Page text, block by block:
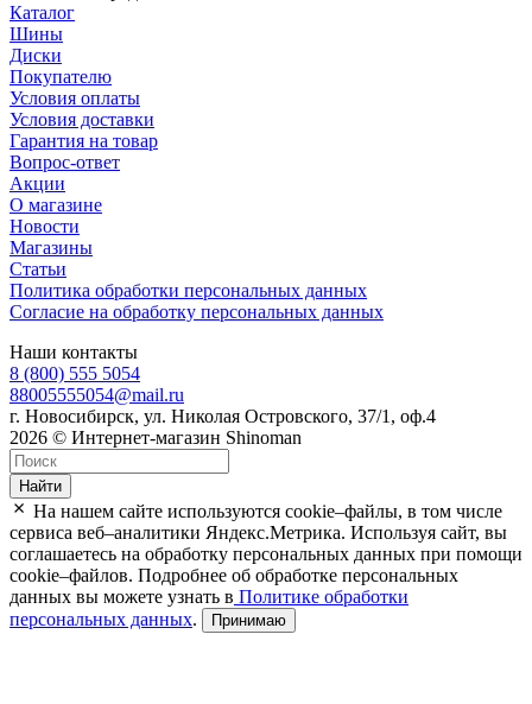
Каталог
Шины
Диски
Покупателю
Условия оплаты
Условия доставки
Гарантия на товар
Вопрос-ответ
Акции
О магазине
Новости
Магазины
Статьи
Политика обработки персональных данных
Согласие на обработку персональных данных
Наши контакты
8 (800) 555 5054
88005555054@mail.ru
г. Новосибирск, ул. Николая Островского, 37/1, оф.4
2026 © Интернет-магазин Shinoman
Найти
На нашем сайте используются cookie–файлы, в том числе
сервиса веб–аналитики Яндекс.Метрика. Используя сайт, вы
соглашаетесь на обработку персональных данных при помощи
cookie–файлов. Подробнее об обработке персональных
данных вы можете узнать в Политике обработки
персональных данных. Принимаю